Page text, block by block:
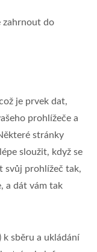
zahrnout do
je prvek dat,
prohlížeče a
stránky
sloužit, když se
svůj prohlížeč tak,
a dát vám tak
k sběru a ukládání